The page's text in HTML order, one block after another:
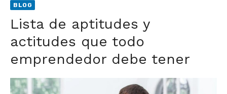
BLOG
Lista de aptitudes y
actitudes que todo
emprendedor debe tener